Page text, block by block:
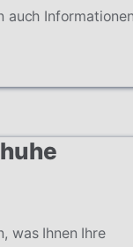
auch Informationen
was Ihnen Ihre